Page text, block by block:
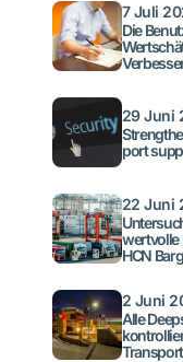
7 Juli
Die
29 Juni
port
22 Juni
wertvolle
HCN
2 Juni
Alle